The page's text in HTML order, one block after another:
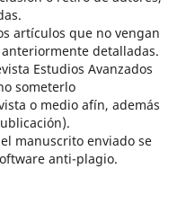
artículos que no vengan
detalladas.
Estudios Avanzados
someterlo
o medio afín, además
manuscrito enviado se
anti-plagio.